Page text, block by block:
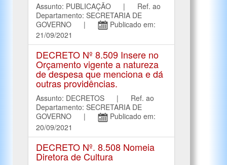
Assunto: PUBLICAÇÃO | Ref. ao
Departamento: SECRETARIA DE
GOVERNO |
Publicado em:
21/09/2021
DECRETO Nº 8.509 Insere no
Orçamento vigente a natureza
de despesa que menciona e dá
outras providências.
Assunto: DECRETOS | Ref. ao
Departamento: SECRETARIA DE
GOVERNO |
Publicado em:
20/09/2021
DECRETO Nº. 8.508 Nomeia
Diretora de Cultura